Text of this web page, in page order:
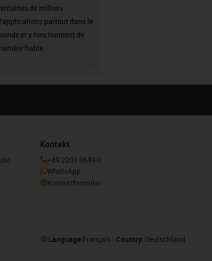
de milliers
partout dans le
et y fonctionnent de
fiable.
Kontakt
+49 2203 9649-0
WhatsApp
Kontaktformular
Language:Français Country: Deutschland